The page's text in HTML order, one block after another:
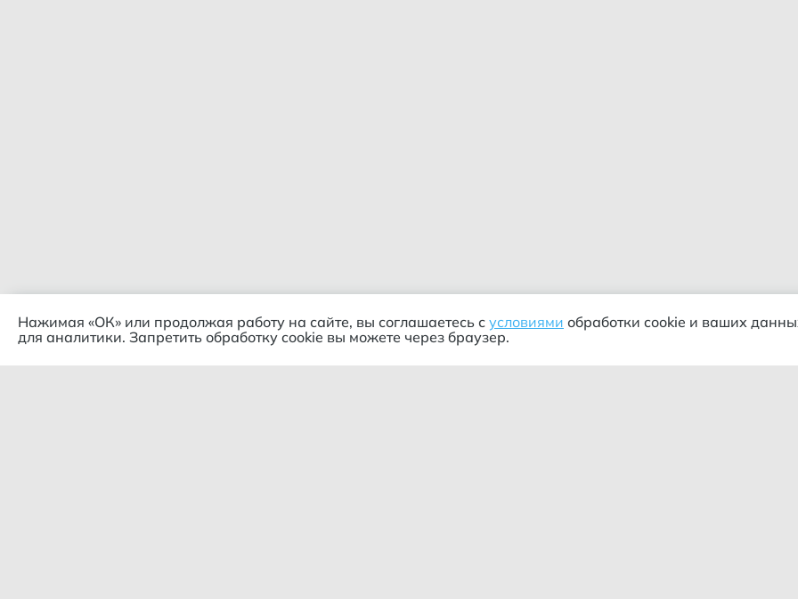
Нажимая «ОК» или продолжая работу на сайте, вы соглашаетесь с условиями обработки cookie и ваших
для аналитики. Запретить обработку cookie вы можете через браузер.